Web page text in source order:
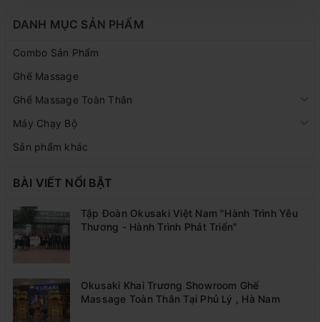
DANH MỤC SẢN PHẨM
Combo Sản Phẩm
Ghế Massage
Ghế Massage Toàn Thân
Máy Chạy Bộ
Sản phẩm khác
BÀI VIẾT NỔI BẬT
Tập Đoàn Okusaki Việt Nam "Hành Trình Yêu
Thương - Hành Trình Phát Triển"
Okusaki Khai Trương Showroom Ghế
Massage Toàn Thân Tại Phủ Lý , Hà Nam